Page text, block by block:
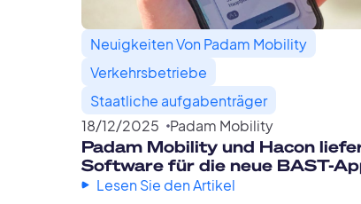
Neuigkeiten Von Padam Mobility
Verkehrsbetriebe
Staatliche aufgabenträger
18/12/2025 Padam Mobility
Padam Mobility und Hacon
Software für die neue BAST-
Lesen Sie den Artikel